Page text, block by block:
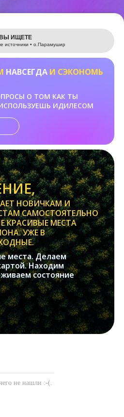
Leaflet
ВЫ ИЩЕТЕ
источники • о.Парамушир
НАВСЕГДА И СЭКОНОМЬ
О ТОМ КАК ТЫ
ИДИЛЕСОМ
НОВИЧКАМ И
САМОСТОЯТЕЛЬНО
КРАСИВЫЕ МЕСТА
УЖЕ В
места. Делаем
Находим
состояние
не нашли :-(.